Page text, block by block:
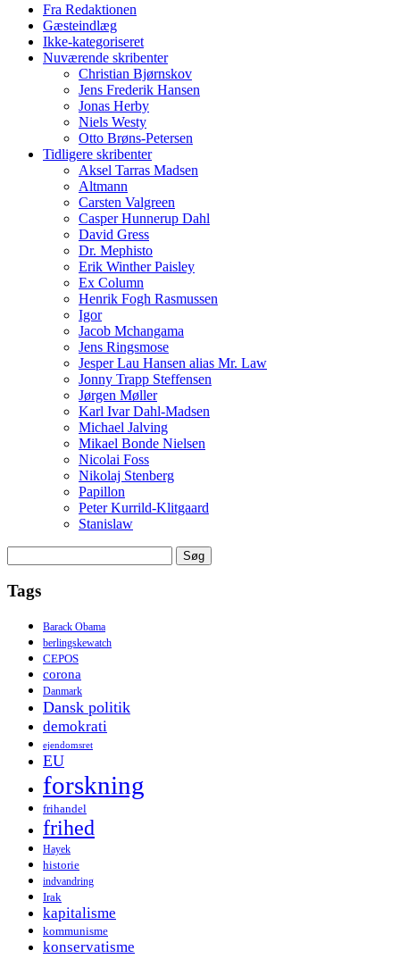
Fra Redaktionen
Gæsteindlæg
Ikke-kategoriseret
Nuværende skribenter
Christian Bjørnskov
Jens Frederik Hansen
Jonas Herby
Niels Westy
Otto Brøns-Petersen
Tidligere skribenter
Aksel Tarras Madsen
Altmann
Carsten Valgreen
Casper Hunnerup Dahl
David Gress
Dr. Mephisto
Erik Winther Paisley
Ex Column
Henrik Fogh Rasmussen
Igor
Jacob Mchangama
Jens Ringsmose
Jesper Lau Hansen alias Mr. Law
Jonny Trapp Steffensen
Jørgen Møller
Karl Ivar Dahl-Madsen
Michael Jalving
Mikael Bonde Nielsen
Nicolai Foss
Nikolaj Stenberg
Papillon
Peter Kurrild-Klitgaard
Stanislaw
efter:
Tags
Barack Obama
berlingskewatch
CEPOS
corona
Danmark
Dansk politik
demokrati
ejendomsret
EU
forskning
frihandel
frihed
Hayek
historie
indvandring
Irak
kapitalisme
kommunisme
konservatisme